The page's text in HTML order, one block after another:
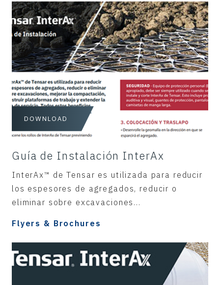
DOWNLOAD
Guía de Instalación InterAx
InterAx™ de Tensar es utilizada para reducir
los espesores de agregados, reducir o
eliminar sobre excavaciones...
Flyers & Brochures